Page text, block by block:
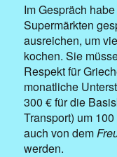
Im Gespräch
Supermärkten
ausreichen, um
kochen. Sie
Respekt für
monatliche
300 € für die
Transport) um
auch von dem
werden.